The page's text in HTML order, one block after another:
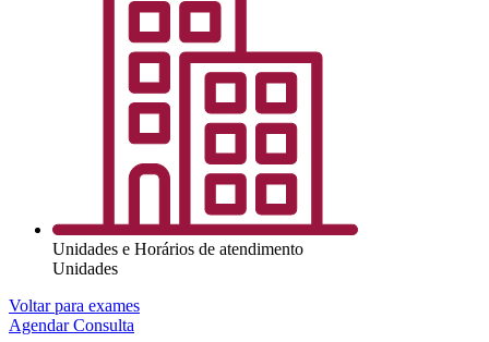
Unidades e Horários de atendimento
Unidades
Voltar para exames
Agendar Consulta